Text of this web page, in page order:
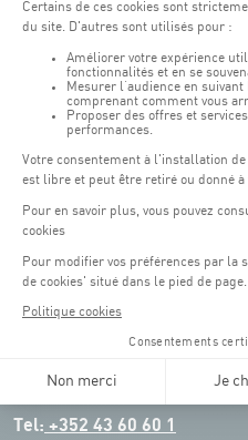
Access:
COQUE - 2 rue Léon
Public transport: Tram stop
(1)Parking Coque:paying -3
customers of the Coque
During event days at Coque, parking
transport whenever possible.
(2)
Place de l'Europe (1.1 km):
Glacis (2.5 km): paying, Tram
Tel: +352 43 60 60 1